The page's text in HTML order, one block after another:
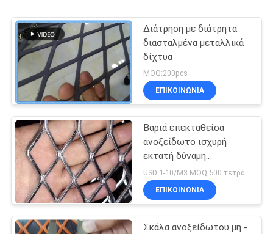
Διάτρηση με διάτρητα
διασταλμένα μεταλλικά
δίχτυα
MOQ:200pcs
ΕΠΙΚΟΙΝΩΝΊΑ
Βαριά επεκταθείσα
ανοξείδωτο ισχυρή
εκτατή δύναμη
πλέγματος μετάλλων
USD 1-10/M3 MOQ:500 τετραγωνικά μέτρα
ΕΠΙΚΟΙΝΩΝΊΑ
Σκάλα ανοξείδωτου μη -